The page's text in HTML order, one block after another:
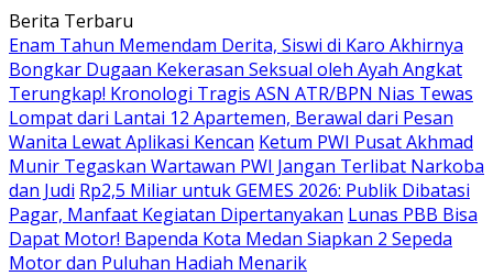
Langsung
ke
konten
Berita Terbaru
Enam Tahun Memendam Derita, Siswi di Karo Akhirnya
Bongkar Dugaan Kekerasan Seksual oleh Ayah Angkat
Terungkap! Kronologi Tragis ASN ATR/BPN Nias Tewas
Lompat dari Lantai 12 Apartemen, Berawal dari Pesan
Wanita Lewat Aplikasi Kencan Ketum PWI Pusat Akhmad
Munir Tegaskan Wartawan PWI Jangan Terlibat Narkoba
dan Judi Rp2,5 Miliar untuk GEMES 2026: Publik Dibatasi
Pagar, Manfaat Kegiatan Dipertanyakan Lunas PBB Bisa
Dapat Motor! Bapenda Kota Medan Siapkan 2 Sepeda
Motor dan Puluhan Hadiah Menarik